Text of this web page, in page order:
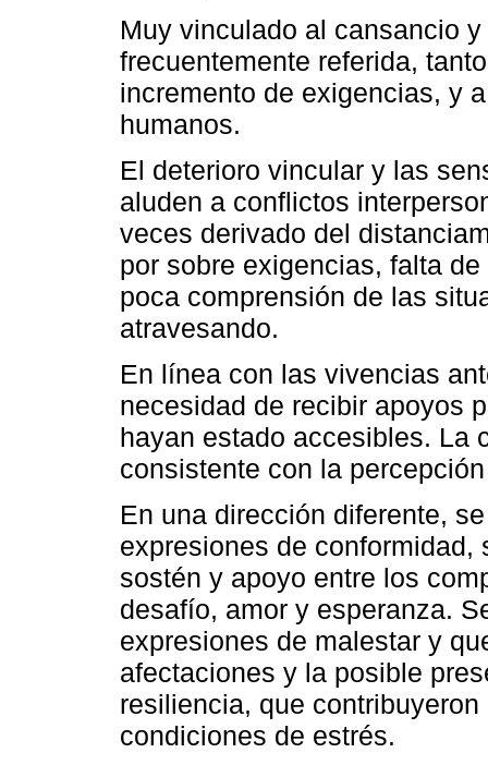
Muy vinculado al cansancio
frecuentemente referida,
incremento de exigencias, y
humanos.
El deterioro vincular y las
aluden a conflictos
veces derivado del
por sobre exigencias, falta
poca comprensión de las
atravesando.
En línea con las vivencias
necesidad de recibir apoyos
hayan estado accesibles. La
consistente con la
En una dirección diferente,
expresiones de
sostén y apoyo entre los
desafío, amor y esperanza.
expresiones de malestar y
afectaciones y la posible
resiliencia, que
condiciones de estrés.